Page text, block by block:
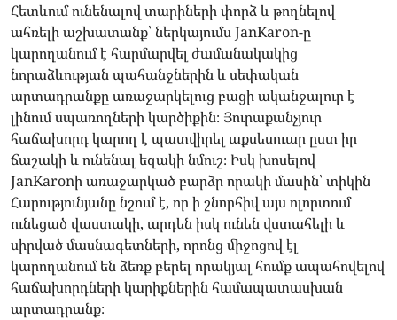
Հետևում ունենալով տարիների փորձ և թողնելով
ահռելի աշխատանք՝ ներկայումս JanKaron-ը
կարողանում է հարմարվել ժամանակակից
նորաձևության պահանջներին և սեփական
արտադրանքը առաջարկելուց բացի ականջալուր է
լինում սպառողների կարծիքին։ Յուրաքանչյուր
հաճախորդ կարող է պատվիրել աքսեսուար ըստ իր
ճաշակի և ունենալ եզակի նմուշ։ Իսկ խոսելով
JanKaronի առաջարկած բարձր որակի մասին՝ տիկին
Հարությունյանը նշում է, որ ի շնորհիվ այս ոլորտում
ունեցած վաստակի, արդեն իսկ ունեն վստահելի և
սիրված մասնագետների, որոնց միջոցով էլ
կարողանում են ձեռք բերել որակյալ հումք ապահովելով
հաճախորդների կարիքներին համապատասխան
արտադրանք։